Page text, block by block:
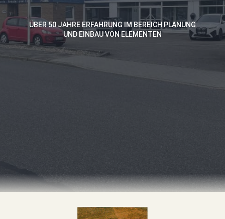
ÜBER 50 JAHRE ERFAHRUNG IM BEREICH PLANUNG
UND EINBAU VON ELEMENTEN